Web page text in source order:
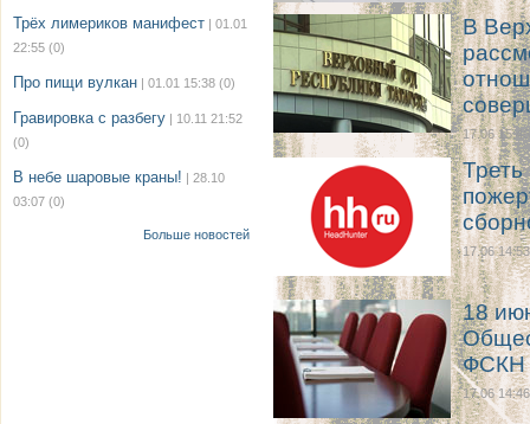
Трёх лимериков манифест | 01.01
22:55 (0)
Про пищи вулкан | 01.01 15:38 (0)
Гравировка с разбегу | 10.11 21:52
(0)
В небе шаровые краны! | 28.10
03:07 (0)
Больше новостей
В
17.06 15:46
Треть
17.06 14:53
18
ФСКН
17.06 14:46